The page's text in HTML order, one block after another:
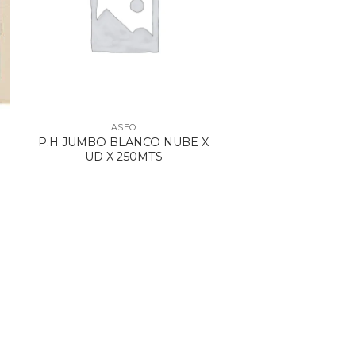
ASEO
P.H JUMBO BLANCO NUBE X
UD X 250MTS